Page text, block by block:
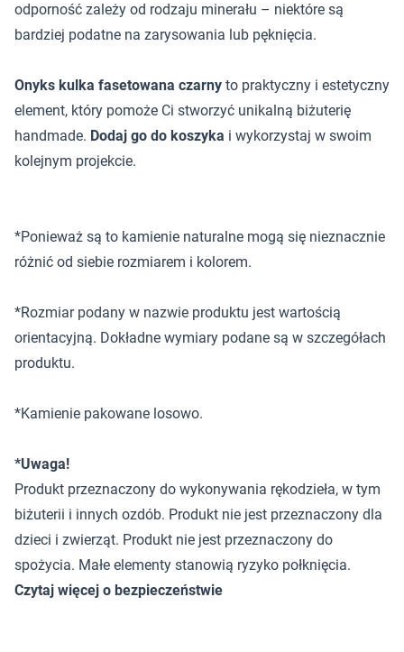
odporność zależy od rodzaju minerału – niektóre są
bardziej podatne na zarysowania lub pęknięcia.
Onyks kulka fasetowana czarny to praktyczny i estetyczny
element, który pomoże Ci stworzyć unikalną biżuterię
handmade. Dodaj go do koszyka i wykorzystaj w swoim
kolejnym projekcie.
*Ponieważ są to kamienie naturalne mogą się nieznacznie
różnić od siebie rozmiarem i kolorem.
*Rozmiar podany w nazwie produktu jest wartością
orientacyjną. Dokładne wymiary podane są w szczegółach
produktu.
*Kamienie pakowane losowo.
*Uwaga!
Produkt przeznaczony do wykonywania rękodzieła, w tym
biżuterii i innych ozdób. Produkt nie jest przeznaczony dla
dzieci i zwierząt. Produkt nie jest przeznaczony do
spożycia. Małe elementy stanowią ryzyko połknięcia.
Czytaj więcej o bezpieczeństwie